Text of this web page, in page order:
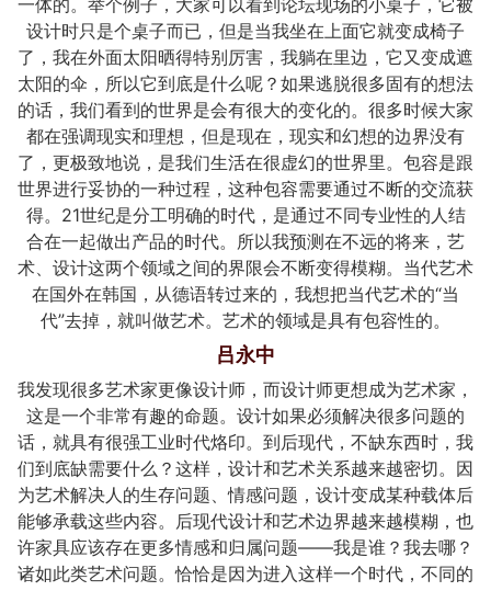
设计时只是个桌子而已，但是当我坐在上面它就变成椅子
了，我在外面太阳晒得特别厉害，我躺在里边，它又变成遮
太阳的伞，所以它到底是什么呢？如果逃脱很多固有的想法
的话，我们看到的世界是会有很大的变化的。很多时候大家
都在强调现实和理想，但是现在，现实和幻想的边界没有
了，更极致地说，是我们生活在很虚幻的世界里。包容是跟
世界进行妥协的一种过程，这种包容需要通过不断的交流获
得。21世纪是分工明确的时代，是通过不同专业性的人结
合在一起做出产品的时代。所以我预测在不远的将来，艺
术、设计这两个领域之间的界限会不断变得模糊。当代艺术
在国外在韩国，从德语转过来的，我想把当代艺术的“当
代”去掉，就叫做艺术。艺术的领域是具有包容性的。
吕永中
我发现很多艺术家更像设计师，而设计师更想成为艺术家，
这是一个非常有趣的命题。设计如果必须解决很多问题的
话，就具有很强工业时代烙印。到后现代，不缺东西时，我
们到底缺需要什么？这样，设计和艺术关系越来越密切。因
为艺术解决人的生存问题、情感问题，设计变成某种载体后
能够承载这些内容。后现代设计和艺术边界越来越模糊，也
许家具应该存在更多情感和归属问题——我是谁？我去哪？
诸如此类艺术问题。恰恰是因为进入这样一个时代，不同的